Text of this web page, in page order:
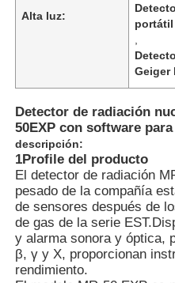
Inicio
Alta luz:
portátil
Geiger
Detector de radiación
50EXP con software
descripción:
1Profile del producto
El detector de radiación
pesado de la compañía
de sensores después de
de gas de la serie
y alarma sonora y óptica,
β, γ y Χ, proporcionan
rendimiento.